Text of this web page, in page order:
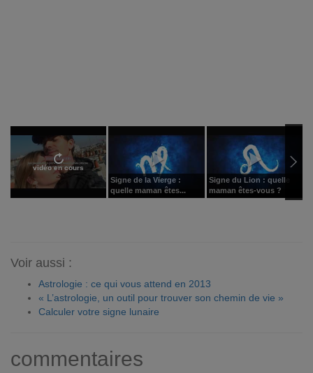
vidéo en cours
Signe de la Vierge :
quelle maman êtes...
Signe du Lion : quelle
maman êtes-vous ?
Voir aussi :
Astrologie : ce qui vous attend en 2013
« L’astrologie, un outil pour trouver son chemin de vie »
Calculer votre signe lunaire
commentaires